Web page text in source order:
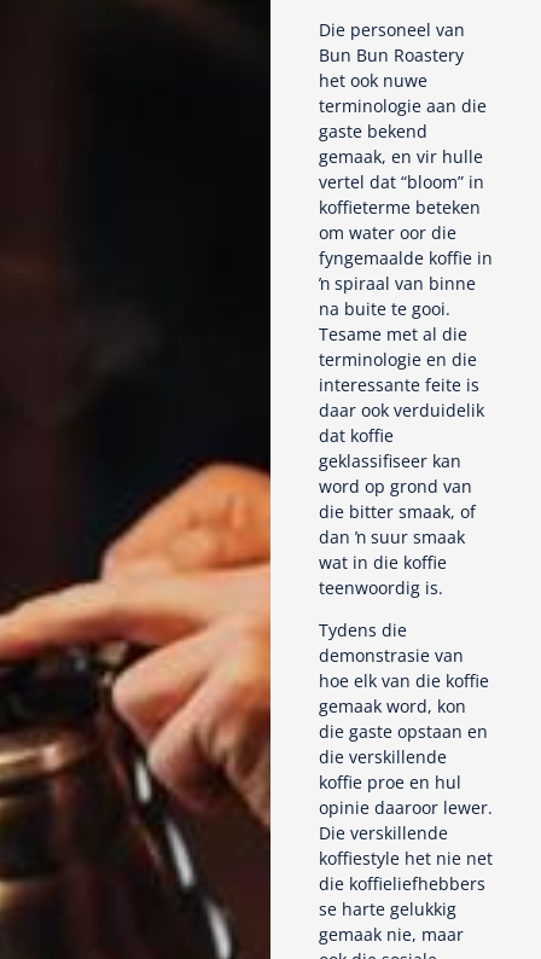
Die personeel van
Bun Bun Roastery
het ook nuwe
terminologie aan die
gaste bekend
gemaak, en vir hulle
vertel dat “bloom” in
koffieterme beteken
om water oor die
fyngemaalde koffie in
ŉ spiraal van binne
na buite te gooi.
Tesame met al die
terminologie en die
interessante feite is
daar ook verduidelik
dat koffie
geklassifiseer kan
word op grond van
die bitter smaak, of
dan ŉ suur smaak
wat in die koffie
teenwoordig is.
Tydens die
demonstrasie van
hoe elk van die koffie
gemaak word, kon
die gaste opstaan en
die verskillende
koffie proe en hul
opinie daaroor lewer.
Die verskillende
koffiestyle het nie net
die koffieliefhebbers
se harte gelukkig
gemaak nie, maar